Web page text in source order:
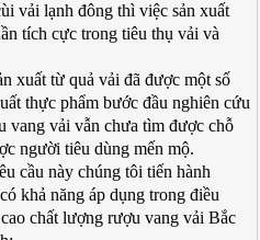
vải lạnh đông thì việc sản xuất
tích cực trong tiêu thụ vải và
xuất từ quả vải đã được một số
thực phẩm bước đầu nghiên cứu
vang vải vẫn chưa tìm được chỗ
người tiêu dùng mến mộ.
cầu này chúng tôi tiến hành
khả năng áp dụng trong điều
chất lượng rượu vang vải Bắc